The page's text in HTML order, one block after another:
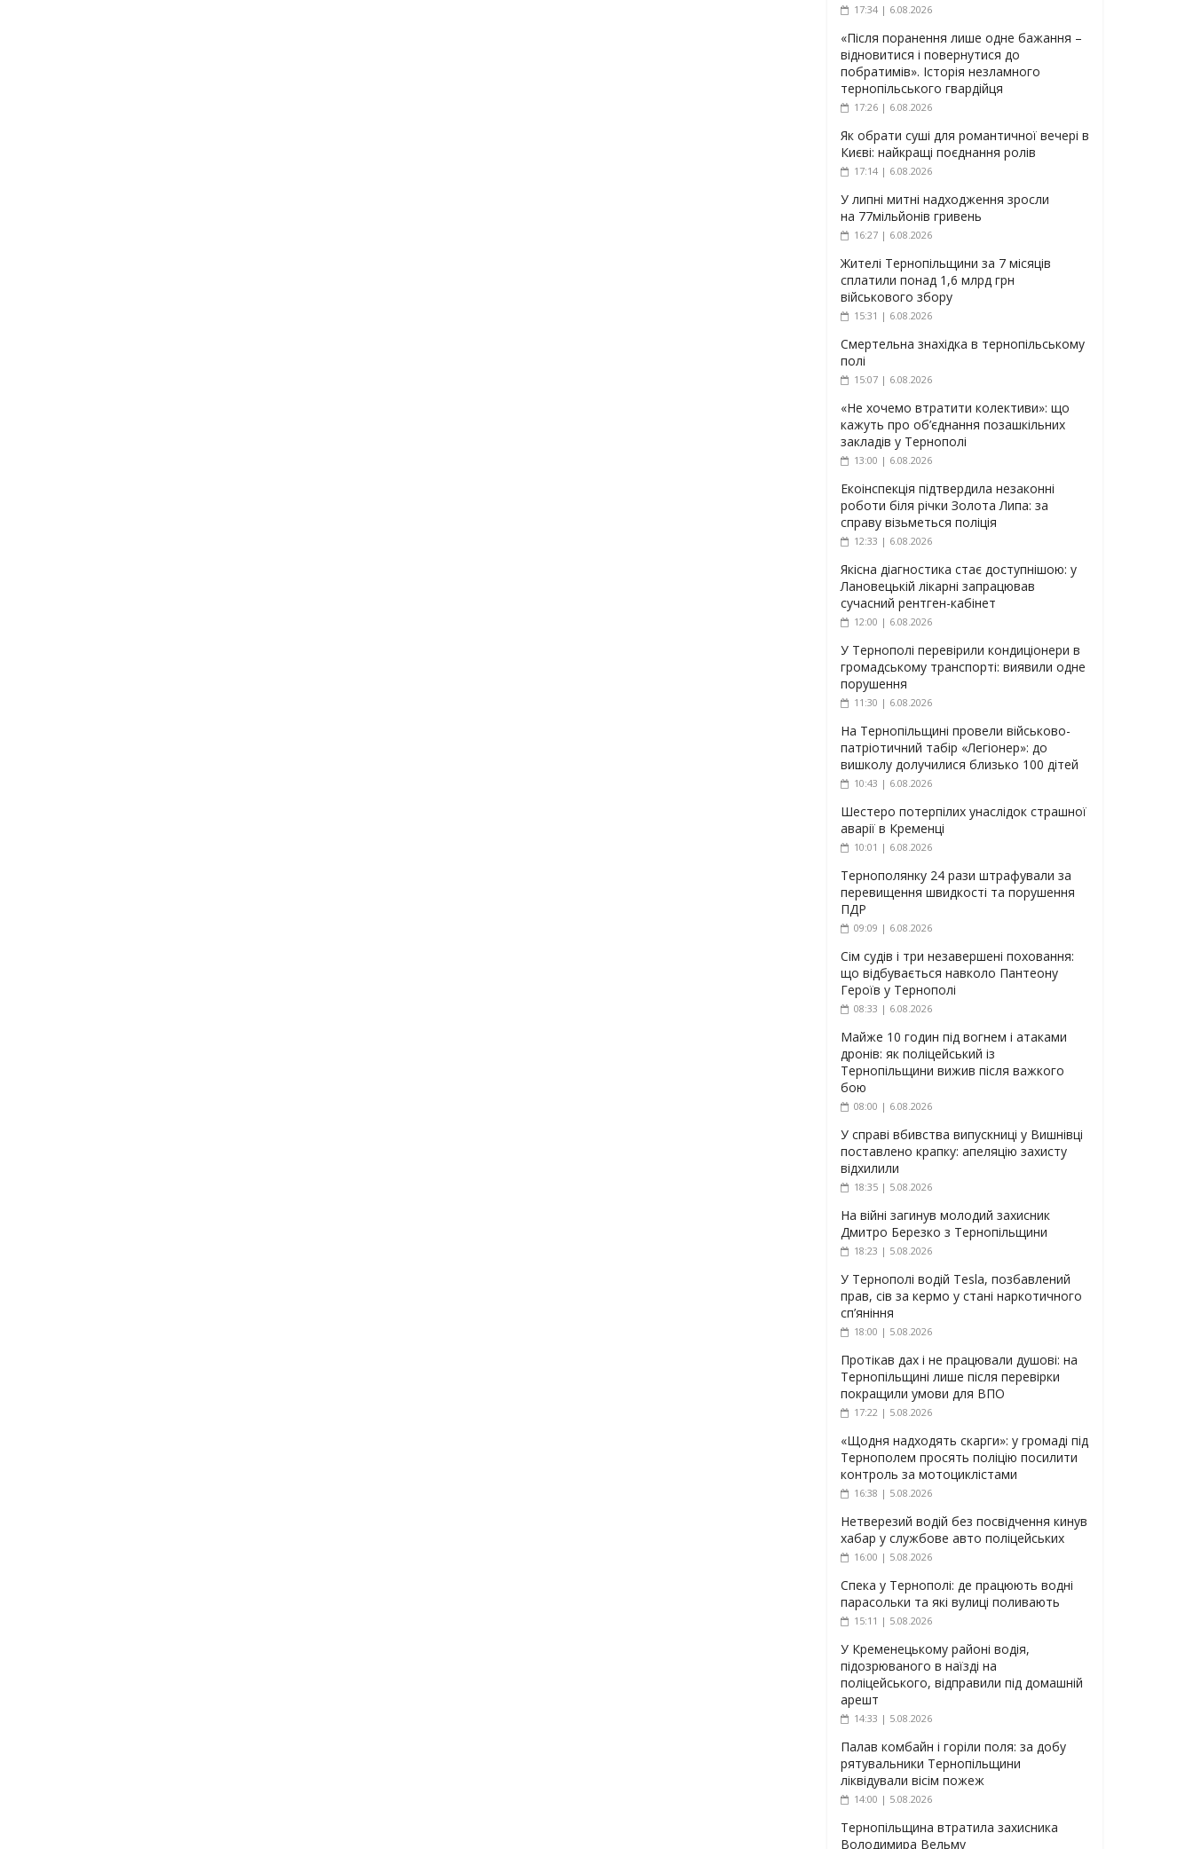
17:34 | 6.08.2026
«Після поранення лише одне бажання –
відновитися і повернутися до
побратимів». Історія незламного
тернопільського гвардійця
17:26 | 6.08.2026
Як обрати суші для романтичної вечері в
Києві: найкращі поєднання ролів
17:14 | 6.08.2026
У липні митні надходження зросли
на 77мільйонів гривень
16:27 | 6.08.2026
Жителі Тернопільщини за 7 місяців
сплатили понад 1,6 млрд грн
військового збору
15:31 | 6.08.2026
Смертельна знахідка в тернопільському
полі
15:07 | 6.08.2026
«Не хочемо втратити колективи»: що
кажуть про об’єднання позашкільних
закладів у Тернополі
13:00 | 6.08.2026
Екоінспекція підтвердила незаконні
роботи біля річки Золота Липа: за
справу візьметься поліція
12:33 | 6.08.2026
Якісна діагностика стає доступнішою: у
Лановецькій лікарні запрацював
сучасний рентген-кабінет
12:00 | 6.08.2026
У Тернополі перевірили кондиціонери в
громадському транспорті: виявили одне
порушення
11:30 | 6.08.2026
На Тернопільщині провели військово-
патріотичний табір «Легіонер»: до
вишколу долучилися близько 100 дітей
10:43 | 6.08.2026
Шестеро потерпілих унаслідок страшної
аварії в Кременці
10:01 | 6.08.2026
Тернополянку 24 рази штрафували за
перевищення швидкості та порушення
ПДР
09:09 | 6.08.2026
Сім судів і три незавершені поховання:
що відбувається навколо Пантеону
Героїв у Тернополі
08:33 | 6.08.2026
Майже 10 годин під вогнем і атаками
дронів: як поліцейський із
Тернопільщини вижив після важкого
бою
08:00 | 6.08.2026
У справі вбивства випускниці у Вишнівці
поставлено крапку: апеляцію захисту
відхилили
18:35 | 5.08.2026
На війні загинув молодий захисник
Дмитро Березко з Тернопільщини
18:23 | 5.08.2026
У Тернополі водій Tesla, позбавлений
прав, сів за кермо у стані наркотичного
сп’яніння
18:00 | 5.08.2026
Протікав дах і не працювали душові: на
Тернопільщині лише після перевірки
покращили умови для ВПО
17:22 | 5.08.2026
«Щодня надходять скарги»: у громаді під
Тернополем просять поліцію посилити
контроль за мотоциклістами
16:38 | 5.08.2026
Нетверезий водій без посвідчення кинув
хабар у службове авто поліцейських
16:00 | 5.08.2026
Спека у Тернополі: де працюють водні
парасольки та які вулиці поливають
15:11 | 5.08.2026
У Кременецькому районі водія,
підозрюваного в наїзді на
поліцейського, відправили під домашній
арешт
14:33 | 5.08.2026
Палав комбайн і горіли поля: за добу
рятувальники Тернопільщини
ліквідували вісім пожеж
14:00 | 5.08.2026
Тернопільщина втратила захисника
Володимира Вельму